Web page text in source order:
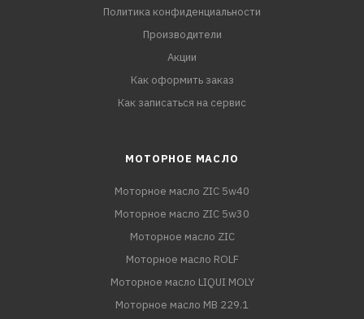
Политика конфиденциальности
Производители
Акции
Как оформить заказ
Как записаться на сервис
МОТОРНОЕ МАСЛО
Моторное масло ZIC 5w40
Моторное масло ZIC 5w30
Моторное масло ZIC
Моторное масло ROLF
Моторное масло LIQUI MOLY
Моторное масло MB 229.1